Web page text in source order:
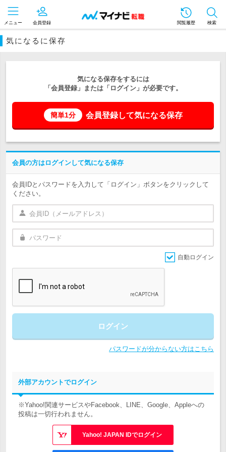
メニュー 会員登録 閲覧履歴 検索
気になるに保存
気になる保存をするには
「会員登録」または「ログイン」が必要です。
簡単1分 会員登録して気になる保存
会員の方はログインして気になる保存
会員IDとパスワードを入力して「ログイン」ボタンをクリックして
ください。
自動ログイン
ログイン
パスワードが分からない方はこちら
外部アカウントでログイン
※Yahoo!関連サービスやFacebook、LINE、Google、Appleへの
投稿は一切行われません。
Yahoo! JAPAN IDでログイン